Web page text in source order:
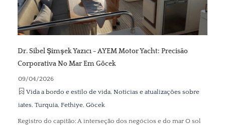
Dr. Sibel Şimşek Yazıcı - AYEM Motor Yacht: Precisão
Corporativa No Mar Em Göcek
09/04/2026
Vida a bordo e estilo de vida, Notícias e atualizações sobre
iates, Turquia, Fethiye, Göcek
Registro do capitão: A interseção dos negócios e do mar O sol